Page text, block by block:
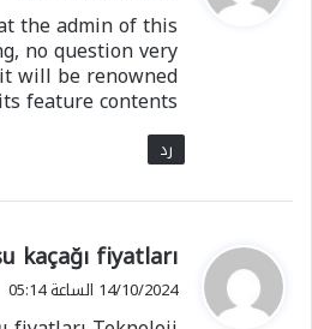
ل
the admin of this
no question very
will be renowned,
feature contents.
رد
ي
ق
kaçağı fiyatları
14/10/2024 الساعة 05:14